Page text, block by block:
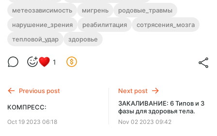
Подробныйперечень причин провоцирующих боль в
приступы мигрени
устраняются лекарствами.
Level required:
SUBSCRIBE
метеозависимость
мигрень
родовые_травмы
нарушение_зрения
реабилитация
сотрясения_мозга
тепловой_удар
здоровье
1
Previous post
КОМПРЕСС:
Oct 19 2023 06:18
Next post
ЗАКАЛИВАНИЕ: 6 Типов и 3
фазы для здоровья тела.
Nov 02 2023 09:42